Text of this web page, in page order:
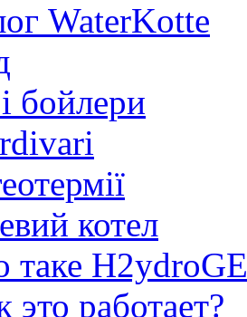
WaterKotte
бойлери
котел
это работает?